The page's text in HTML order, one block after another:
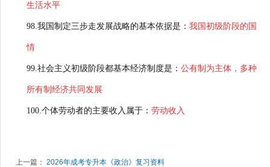
生活水平
98.我国制定三步走发展战略的基本依据是： 我国初级阶段的国
情
99.社会主义初级阶段都基本经济制度是： 公有制为主体，多种
所有制经济共同发展
100.个体劳动者的主要收入属于： 劳动收入
上一篇： 2026年成考专升本《政治》复习资料